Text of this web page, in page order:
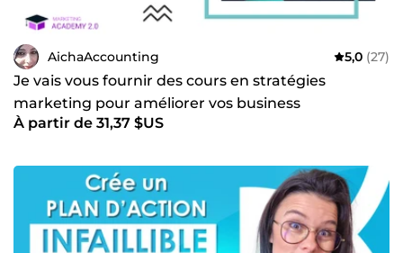
AichaAccounting 5,0 (27)
Je vais vous fournir des cours en stratégies
marketing pour améliorer vos business
À partir de 31,37 $US